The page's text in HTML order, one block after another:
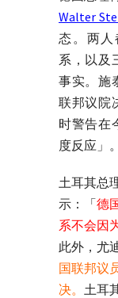
Walter
态。两
系，以及
事实。施
联邦议院
时警告在
度反应」。
土耳其总
示：「德
系不会因
此外，尤
国联邦议
决。 土耳